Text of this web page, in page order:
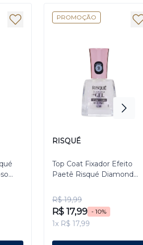
PROMOÇÃO
RISQUÉ
Top Coat Fixador Efeito
Paetê Risqué Diamond
R$ 19,99
R$ 17,99 - 10%
1x R$ 17,99